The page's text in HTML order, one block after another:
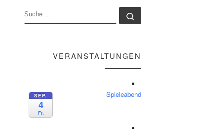
SUCHE
VERANSTALTUNGEN
SEP.
4
Fr.
Spieleabend